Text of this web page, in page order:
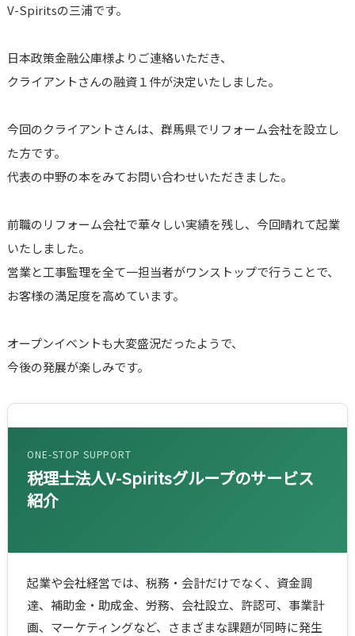
V-Spiritsの三浦です。
日本政策金融公庫様よりご連絡いただき、
クライアントさんの融資１件が決定いたしました。
今回のクライアントさんは、群馬県でリフォーム会社を設立し
た方です。
代表の中野の本をみてお問い合わせいただきました。
前職のリフォーム会社で華々しい実績を残し、今回晴れて起業
いたしました。
営業と工事監理を全て一担当者がワンストップで行うことで、
お客様の満足度を高めています。
オープンイベントも大変盛況だったようで、
今後の発展が楽しみです。
ONE-STOP SUPPORT
税理士法人V-Spiritsグループのサービス
紹介
起業や会社経営では、税務・会計だけでなく、資金調
達、補助金・助成金、労務、会社設立、許認可、事業計
画、マーケティングなど、さまざまな課題が同時に発生